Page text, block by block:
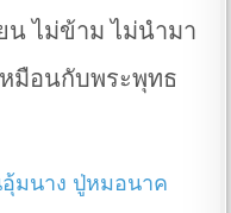
น ไม่ข้าม ไม่นำมา
มือนกับพระพุทธ